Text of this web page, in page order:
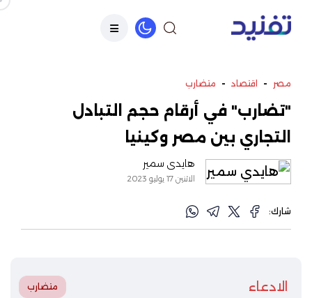
مصر - اقتصاد - متضارب
"تضارب" في أرقام حجم التبادل
التجاري بين مصر وكينيا
هايدي سمير
الاثنين 17 يوليو 2023
شارك:
الادعاء متضارب